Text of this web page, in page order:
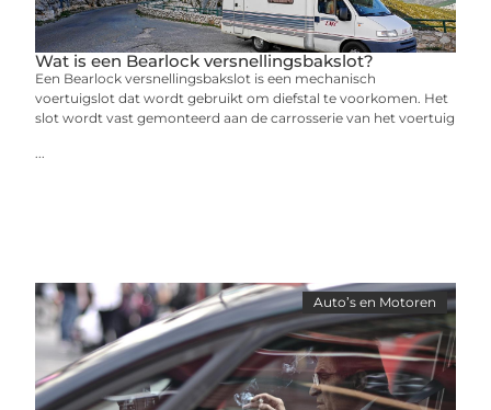
Wat is een Bearlock versnellingsbakslot?
Een Bearlock versnellingsbakslot is een mechanisch
voertuigslot dat wordt gebruikt om diefstal te voorkomen. Het
slot wordt vast gemonteerd aan de carrosserie van het voertuig
Auto’s en Motoren